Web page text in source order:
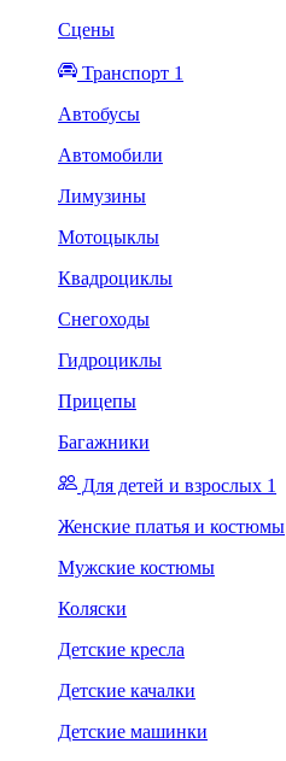
Сцены
Транспорт 1
Автобусы
Автомобили
Лимузины
Мотоцыклы
Квадроциклы
Снегоходы
Гидроциклы
Прицепы
Багажники
Для детей и взрослых 1
Женские платья и костюмы
Мужские костюмы
Коляски
Детские кресла
Детские качалки
Детские машинки